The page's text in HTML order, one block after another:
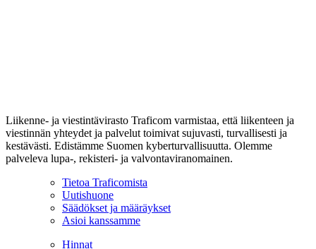
Liikenne- ja viestintävirasto Traficom varmistaa, että liikenteen ja
viestinnän yhteydet ja palvelut toimivat sujuvasti, turvallisesti ja
kestävästi. Edistämme Suomen kyberturvallisuutta. Olemme
palveleva lupa-, rekisteri- ja valvontaviranomainen.
Tietoa Traficomista
Uutishuone
Säädökset ja määräykset
Asioi kanssamme
Hinnat